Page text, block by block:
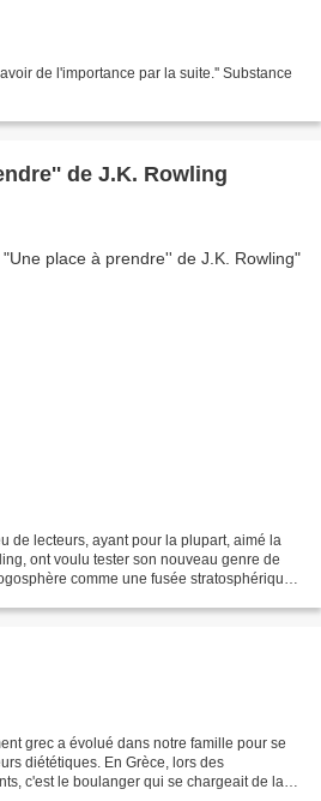
de l'importance par la suite.'' Substance
de J.K. Rowling
de lecteurs, ayant pour la plupart, aimé la
ont voulu tester son nouveau genre de
comme une fusée stratosphérique.
grec a évolué dans notre famille pour se
diététiques. En Grèce, lors des
c'est le boulanger qui se chargeait de la